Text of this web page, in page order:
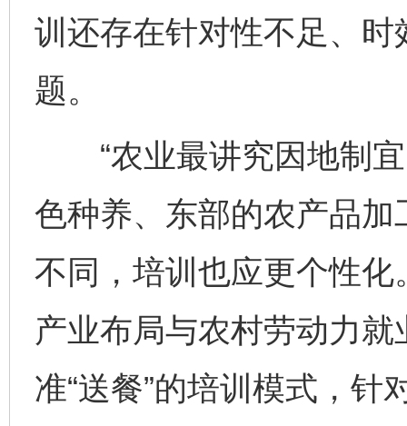
训还存在针对性不足、
题。
“农业最讲究因地制宜
色种养、东部的农产品
不同，培训也应更个性化
产业布局与农村劳动力
准“送餐”的培训模式，